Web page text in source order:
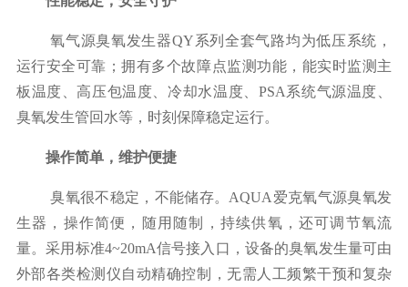
氧气源臭氧发生器QY系列全套气路均为低压系统，
运行安全可靠；拥有多个故障点监测功能，能实时监测 主
板温度、高压包温度、冷却水温度、 PSA系统气源温度、
臭氧发生管回水等，时刻保障稳定运行。
操作简单，维护便捷
臭氧很不稳定， 不能储存。AQUA 爱克氧气源臭氧发
生器 ，操作简便，随用随制，持续供氧，还可调节氧流
量。采用 标准4~20mA信号接入口 ，设备的臭氧发生量可由
外部各类检测仪自动精确控制，无需 人工频繁干预和复杂